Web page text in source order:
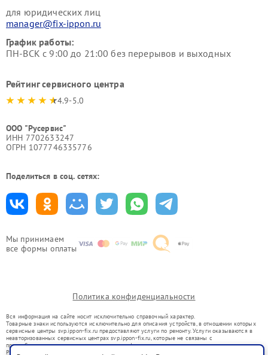
Мы принимаем
все формы оплаты
для юридических лиц
manager@fix-ippon.ru
График работы:
ПН-ВСК с 9:00 до 21:00 без перерывов и выходных
Рейтинг сервисного центра
4.9-5.0
ООО "Русервис"
ИНН 7702633247
ОГРН 1077746335776
Поделиться в соц. сетях:
Политика конфиденциальности
Вся информация на сайте носит исключительно справочный характер.
Товарные знаки используются исключительно для описания устройств, в отношении которых
сервисные центры svp.ippon-fix.ru предоставляют услуги по ремонту. Услуги оказываются в
неавторизованных сервисных центрах svp.ippon-fix.ru, которые не связаны с
правообладателями товарных знаков или их официальными представителями.
Ремонт осуществляется для устройств, уже введенных в гражданский оборот в соответствии